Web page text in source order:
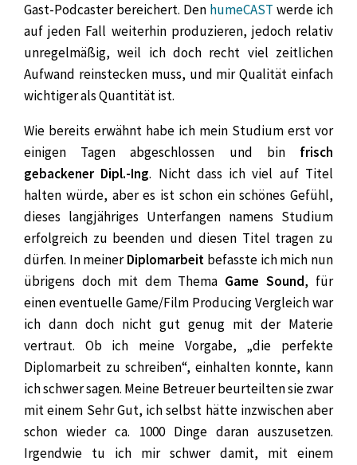
Gast-Podcaster bereichert. Den humeCAST werde ich
auf jeden Fall weiterhin produzieren, jedoch relativ
unregelmäßig, weil ich doch recht viel zeitlichen
Aufwand reinstecken muss, und mir Qualität einfach
wichtiger als Quantität ist.
Wie bereits erwähnt habe ich mein Studium erst vor
einigen Tagen abgeschlossen und bin frisch
gebackener Dipl.-Ing. Nicht dass ich viel auf Titel
halten würde, aber es ist schon ein schönes Gefühl,
dieses langjähriges Unterfangen namens Studium
erfolgreich zu beenden und diesen Titel tragen zu
dürfen. In meinerDiplomarbeit befasste ich mich nun
übrigens doch mit dem Thema Game Sound, für
einen eventuelle Game/Film Producing Vergleich war
ich dann doch nicht gut genug mit der Materie
vertraut. Ob ich meine Vorgabe, „die perfekte
Diplomarbeit zu schreiben“, einhalten konnte, kann
ich schwer sagen. Meine Betreuer beurteilten sie zwar
mit einem Sehr Gut, ich selbst hätte inzwischen aber
schon wieder ca. 1000 Dinge daran auszusetzen.
Irgendwie tu ich mir schwer damit, mit einem